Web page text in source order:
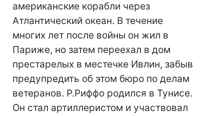
американские корабли через
Атлантический океан. В течение
многих лет после войны он жил в
Париже, но затем переехал в дом
престарелых в местечке Ивлин, забыв
предупредить об этом бюро по делам
ветеранов. Р.Риффо родился в Тунисе.
Он стал артиллеристом и участвовал